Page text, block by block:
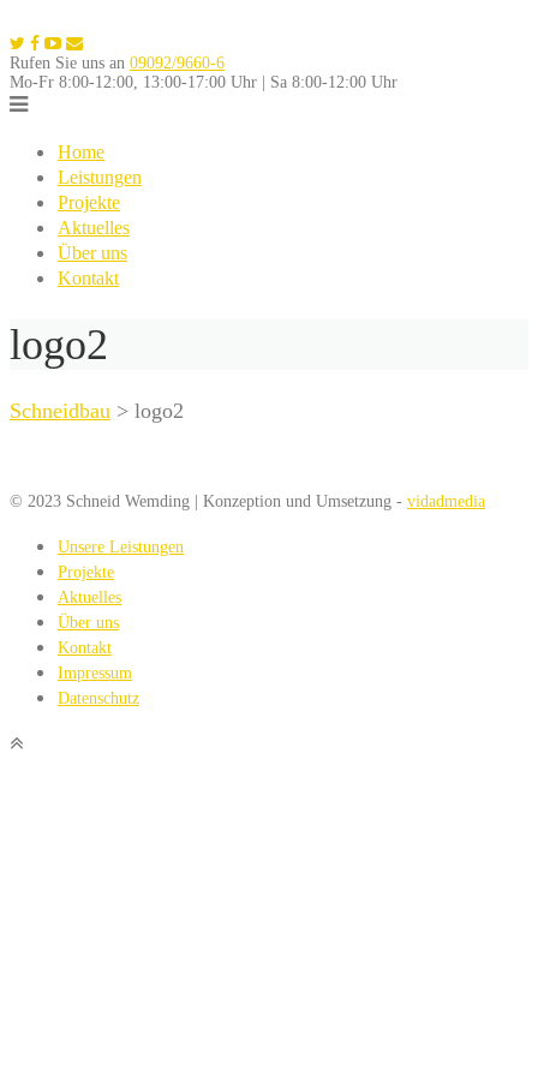
to
content
Rufen Sie uns an 09092/9660-6
Mo-Fr 8:00-12:00, 13:00-17:00 Uhr | Sa 8:00-12:00 Uhr
Home
Leistungen
Projekte
Aktuelles
Über uns
Kontakt
logo2
Schneidbau > logo2
© 2023 Schneid Wemding | Konzeption und Umsetzung - vidadmedia
Unsere Leistungen
Projekte
Aktuelles
Über uns
Kontakt
Impressum
Datenschutz